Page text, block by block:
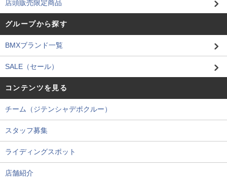
店頭販売限定商品
グループから探す
BMXブランド一覧
SALE（セール）
コンテンツを見る
チーム（ジテンシャデポクルー）
スタッフ募集
ライディングスポット
店舗紹介